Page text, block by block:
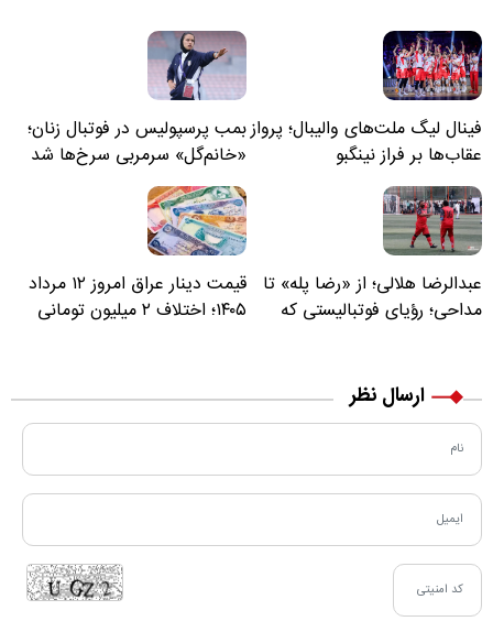
فینال لیگ ملت‌های والیبال؛ پرواز
عقاب‌ها بر فراز نینگبو
بمب پرسپولیس در فوتبال زنان؛
«خانم‌گل» سرمربی سرخ‌ها شد
عبدالرضا هلالی؛ از «رضا پله» تا
مداحی؛ رؤیای فوتبالیستی که
قیمت دینار عراق امروز ۱۲ مرداد
۱۴۰۵؛ اختلاف ۲ میلیون تومانی
ارسال نظر